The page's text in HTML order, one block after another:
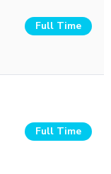
Full Time
Full Time